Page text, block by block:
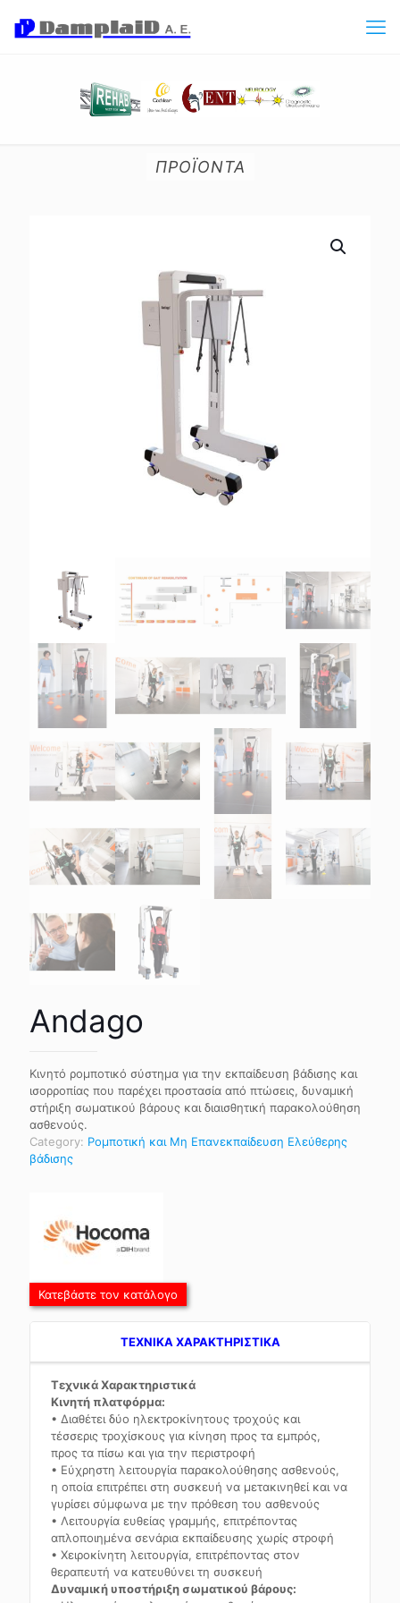
ΠΡΟΪΟΝΤΑ
Andago
Κινητό ρομποτικό σύστημα για την εκπαίδευση βάδισης και
ισορροπίας που παρέχει προστασία από πτώσεις, δυναμική
στήριξη σωματικού βάρους και διαισθητική παρακολούθηση
ασθενούς.
Category: Ρομποτική και Μη Επανεκπαίδευση Ελεύθερης
βάδισης
Κατεβάστε τον κατάλογο
TEXNIKA ΧΑΡΑΚΤΗΡΙΣΤΙΚΑ
Τεχνικά Χαρακτηριστικά
Κινητή πλατφόρμα:
• Διαθέτει δύο ηλεκτροκίνητους τροχούς και
τέσσερις τροχίσκους για κίνηση προς τα εμπρός,
προς τα πίσω και για την περιστροφή
• Εύχρηστη λειτουργία παρακολούθησης ασθενούς,
η οποία επιτρέπει στη συσκευή να μετακινηθεί και να
γυρίσει σύμφωνα με την πρόθεση του ασθενούς
• Λειτουργία ευθείας γραμμής, επιτρέποντας
απλοποιημένα σενάρια εκπαίδευσης χωρίς στροφή
• Χειροκίνητη λειτουργία, επιτρέποντας στον
θεραπευτή να κατευθύνει τη συσκευή
Δυναμική υποστήριξη σωματικού βάρους: